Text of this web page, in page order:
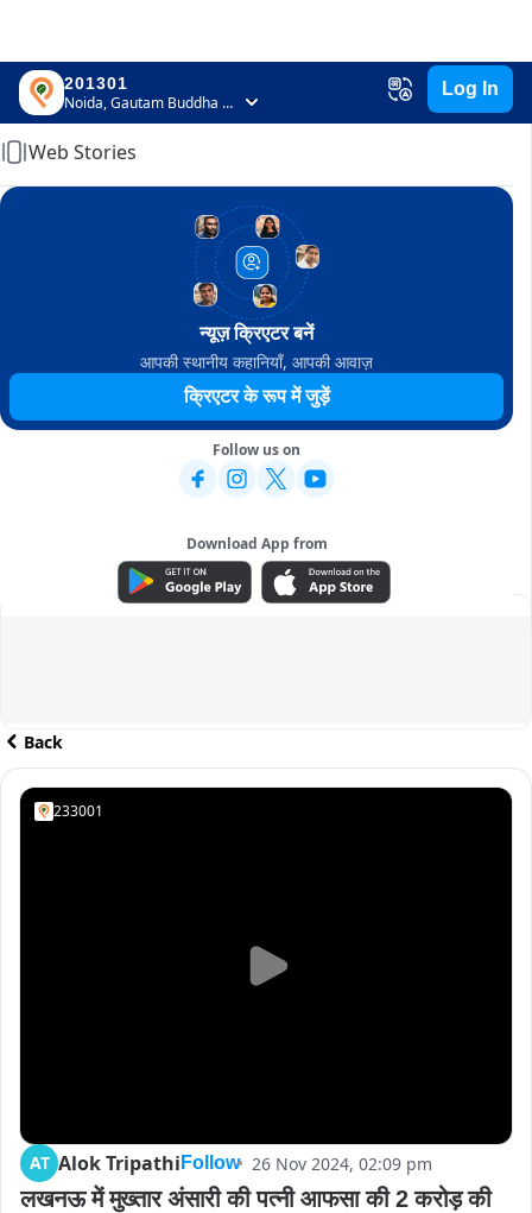
201301
Noida, Gautam Buddha Nagar, Uttar Pradesh
Log In
Home
Web Stories
न्यूज़ क्रिएटर बनें
आपकी स्थानीय कहानियाँ, आपकी आवाज़
क्रिएटर के रूप में जुड़ें
Follow us on
Download App from
ADVERTISEMENT
Back
233001
AT Alok Tripathi Follow 26 Nov 2024, 02:09 pm
लखनऊ में मुख्तार अंसारी की पत्नी आफसा की 2 करोड़ की